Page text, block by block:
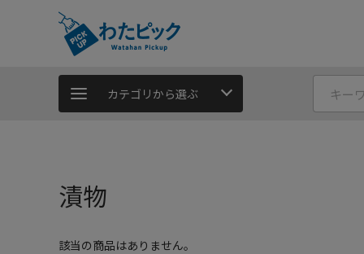
カテゴリから選ぶ
漬物
該当の商品はありません。